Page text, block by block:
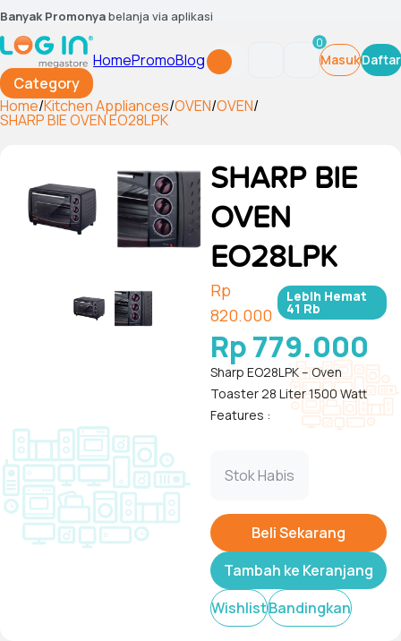
Banyak Promonyabelanja via aplikasi
Category
HomePromoBlog
0
MasukDaftar
Home/Kitchen Appliances/OVEN/OVEN/
SHARP BIE OVEN EO28LPK
SHARP BIE
OVEN
EO28LPK
Rp
820.000
Lebih Hemat
41 Rb
Rp 779.000
Sharp EO28LPK – Oven
Toaster 28 Liter 1500 Watt
Features :
berkapasitas 28 liter yang
Dilengkapi dengan elemen
pemanas atas bawah yang
terbuat dari stainless steel.
Selain itu juga dilengkapi
dengan temperatur kontrol
sampai dengan 250 derajat
Stok Habis
Beli Sekarang
Tambah ke Keranjang
WishlistBandingkan